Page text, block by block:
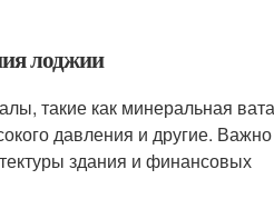
лоджии
такие как минеральная
давления и другие.
здания и финансовых